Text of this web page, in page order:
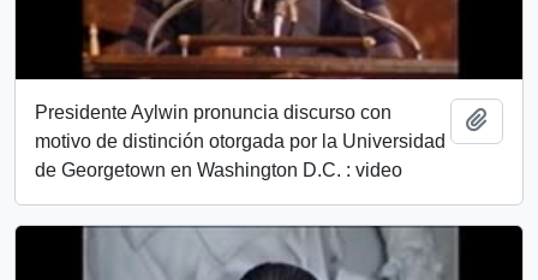
Presidente Aylwin pronuncia discurso con
motivo de distinción otorgada por la Universidad
de Georgetown en Washington D.C. : video